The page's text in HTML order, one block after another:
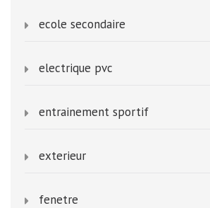
ecole secondaire
electrique pvc
entrainement sportif
exterieur
fenetre